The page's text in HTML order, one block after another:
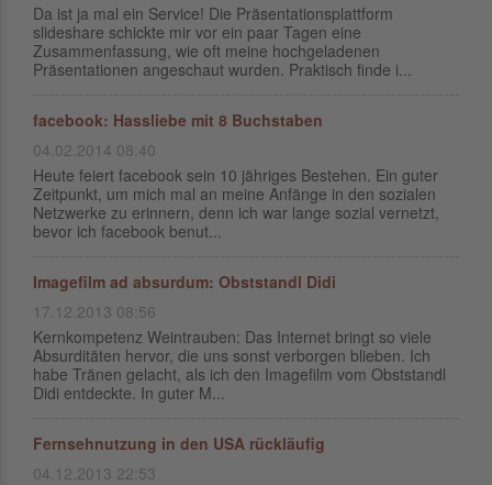
Da ist ja mal ein Service! Die Präsentationsplattform
slideshare schickte mir vor ein paar Tagen eine
Zusammenfassung, wie oft meine hochgeladenen
Präsentationen angeschaut wurden. Praktisch finde i...
facebook: Hassliebe mit 8 Buchstaben
04.02.2014 08:40
Heute feiert facebook sein 10 jähriges Bestehen. Ein guter
Zeitpunkt, um mich mal an meine Anfänge in den sozialen
Netzwerke zu erinnern, denn ich war lange sozial vernetzt,
bevor ich facebook benut...
Imagefilm ad absurdum: Obststandl Didi
17.12.2013 08:56
Kernkompetenz Weintrauben: Das Internet bringt so viele
Absurditäten hervor, die uns sonst verborgen blieben. Ich
habe Tränen gelacht, als ich den Imagefilm vom Obststandl
Didi entdeckte. In guter M...
Fernsehnutzung in den USA rückläufig
04.12.2013 22:53